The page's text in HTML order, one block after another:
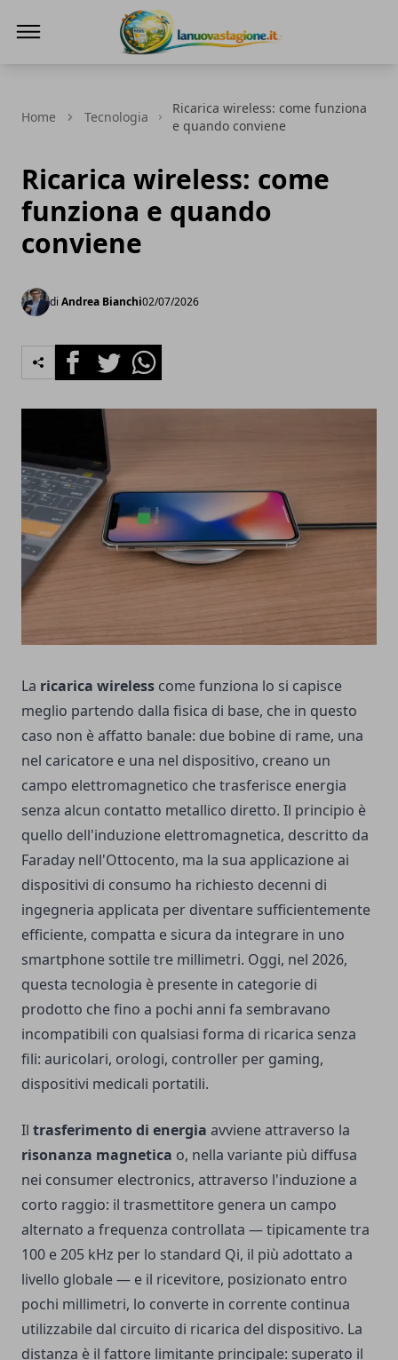
Home Tecnologia
Ricarica wireless: come funziona
e quando conviene
Ricarica wireless: come
funziona e quando
conviene
di Andrea Bianchi02/07/2026
FacebookTwitterWhatsapp
La ricarica wireless come funziona lo si capisce
meglio partendo dalla fisica di base, che in questo
caso non è affatto banale: due bobine di rame, una
nel caricatore e una nel dispositivo, creano un
campo elettromagnetico che trasferisce energia
senza alcun contatto metallico diretto. Il principio è
quello dell'induzione elettromagnetica, descritto da
Faraday nell'Ottocento, ma la sua applicazione ai
dispositivi di consumo ha richiesto decenni di
ingegneria applicata per diventare sufficientemente
efficiente, compatta e sicura da integrare in uno
smartphone sottile tre millimetri. Oggi, nel 2026,
questa tecnologia è presente in categorie di
prodotto che fino a pochi anni fa sembravano
incompatibili con qualsiasi forma di ricarica senza
fili: auricolari, orologi, controller per gaming,
dispositivi medicali portatili.
Il trasferimento di energia avviene attraverso la
risonanza magnetica o, nella variante più diffusa
nei consumer electronics, attraverso l'induzione a
corto raggio: il trasmettitore genera un campo
alternato a frequenza controllata — tipicamente tra
100 e 205 kHz per lo standard Qi, il più adottato a
livello globale — e il ricevitore, posizionato entro
pochi millimetri, lo converte in corrente continua
utilizzabile dal circuito di ricarica del dispositivo. La
distanza è il fattore limitante principale: superato il